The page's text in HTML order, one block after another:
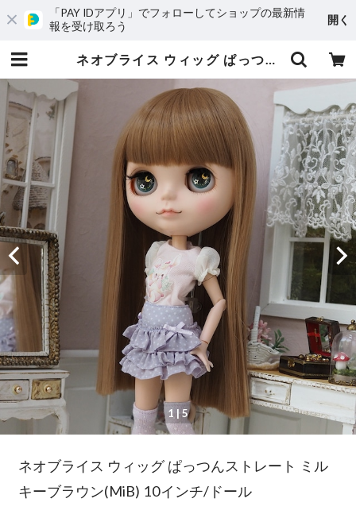
「PAY IDアプリ」でフォローしてショップの最新情
報を受け取ろう
開く
ネオブライス ウィッグ ぱっつんストレート ミルキーブラウン(MiB) 10インチ/ドール | Bonbon rouge Doll wig shop
1 | 5
ネオブライス ウィッグ ぱっつんストレート ミル
キーブラウン(MiB) 10インチ/ドール